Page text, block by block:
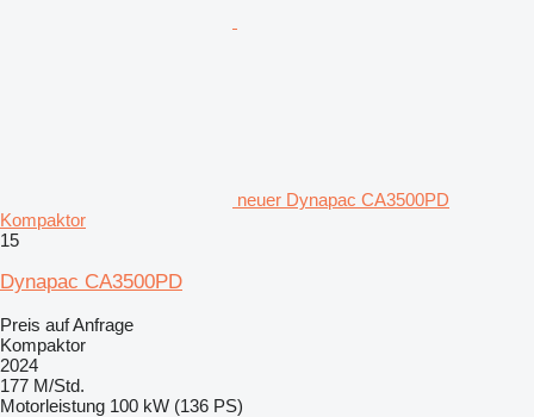
neuer Dynapac CA3500PD
Kompaktor
15
Dynapac CA3500PD
Preis auf Anfrage
Kompaktor
2024
177 M/Std.
Motorleistung 100 kW (136 PS)